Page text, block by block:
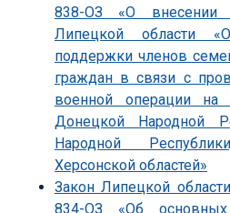
838-ОЗ «О внесении
Липецкой области
поддержки членов
граждан в связи с
военной операции на
Донецкой Народной
Народной
Херсонской областей»
Закон Липецкой
834-ОЗ «Об